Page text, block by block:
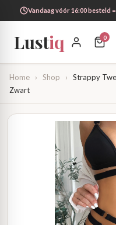
Vandaag vóór 16:00 besteld
Lustiq 0
Home › Shop ›
Strappy
Zwart